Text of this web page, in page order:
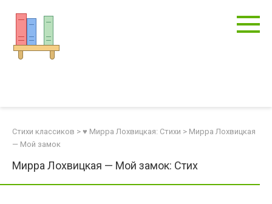
контенту
Стихи классиков > ♥ Мирра Лохвицкая: Стихи > Мирра Лохвицкая
— Мой замок
Мирра Лохвицкая — Мой замок: Стих